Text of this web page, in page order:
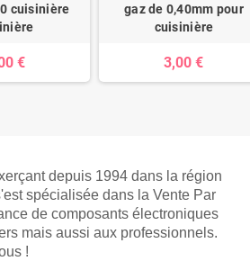
cuisinière
€
gaz de 0,40mm pour
cuisinière
3,00 €
depuis 1994 dans la région
spécialisée dans la Vente Par
de composants électroniques
mais aussi aux professionnels.
!